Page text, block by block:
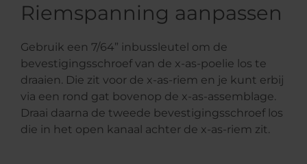
Riemspanning aanpassen
Gebruik een 7/64” inbussleutel om de
bevestigingsschroef van de x-as-poelie los te
draaien. Die zit voor de x-as-riem en je kunt erbij
via een rond gat bovenop de x-as-assemblage.
Draai daarna de tweede bevestigingsschroef los
die in het open kanaal achter de x-as-riem zit.